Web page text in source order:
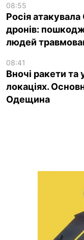
08:55
Росія
дронів:
людей
08:41
Вночі ракети та
локаціях.
Одещина